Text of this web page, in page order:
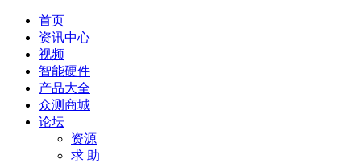
首页
资讯中心
视频
智能硬件
产品大全
众测商城
论坛
资源
求 助